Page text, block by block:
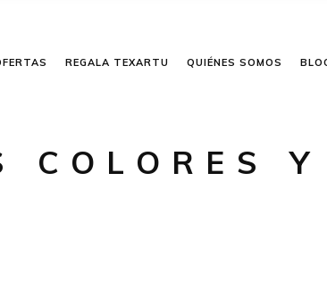
REGALA TEXARTU QUIÉNES SOMOS
COLORES Y